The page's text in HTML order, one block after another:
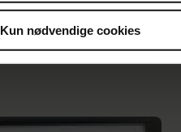
Kun nødvendige cookies